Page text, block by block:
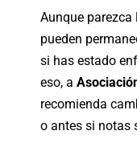
Aunque
pueden
si has estado
eso, a
recomienda
o antes si notas